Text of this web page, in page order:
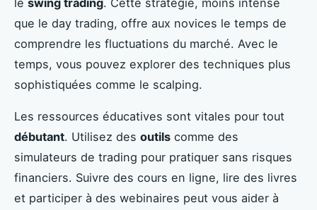
que le day trading, offre aux novices le temps de
comprendre les fluctuations du marché. Avec le
temps, vous pouvez explorer des techniques plus
sophistiquées comme le scalping.
Les ressources éducatives sont vitales pour tout
débutant. Utilisez des outils comme des
simulateurs de trading pour pratiquer sans risques
financiers. Suivre des cours en ligne, lire des livres
et participer à des webinaires peut vous aider à